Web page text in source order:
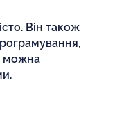
Він також
можна